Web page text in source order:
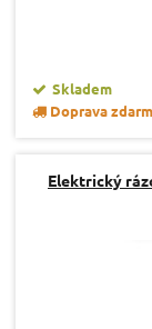
Skladem
Doprava
Elektrický